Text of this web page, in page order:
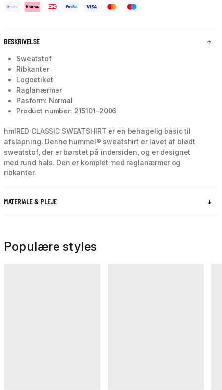
BESKRIVELSE
Sweatstof
Ribkanter
Logoetiket
Raglanærmer
Pasform: Normal
Product number: 215101-2006
hmlRED CLASSIC SWEATSHIRT er en behagelig basic til
afslapning. Denne hummel® sweatshirt er lavet af blødt
sweatstof, der er børstet på indersiden, og er designet
med rund hals. Den er komplet med raglanærmer og
ribkanter.
MATERIALE & PLEJE
Populære styles